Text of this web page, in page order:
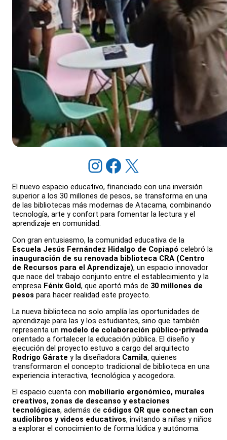
Instagram Facebook X
El nuevo espacio educativo, financiado con una inversión
superior a los 30 millones de pesos, se transforma en una
de las bibliotecas más modernas de Atacama, combinando
tecnología, arte y confort para fomentar la lectura y el
aprendizaje en comunidad.
Con gran entusiasmo, la comunidad educativa de la
Escuela Jesús Fernández Hidalgo de Copiapó celebró la
inauguración de su renovada biblioteca CRA (Centro
de Recursos para el Aprendizaje), un espacio innovador
que nace del trabajo conjunto entre el establecimiento y la
empresa Fénix Gold, que aportó más de 30 millones de
pesos para hacer realidad este proyecto.
La nueva biblioteca no solo amplía las oportunidades de
aprendizaje para las y los estudiantes, sino que también
representa un modelo de colaboración público-privada
orientado a fortalecer la educación pública. El diseño y
ejecución del proyecto estuvo a cargo del arquitecto
Rodrigo Gárate y la diseñadora Camila, quienes
transformaron el concepto tradicional de biblioteca en una
experiencia interactiva, tecnológica y acogedora.
El espacio cuenta con mobiliario ergonómico, murales
creativos, zonas de descanso y estaciones
tecnológicas, además de códigos QR que conectan con
audiolibros y videos educativos, invitando a niñas y niños
a explorar el conocimiento de forma lúdica y autónoma.